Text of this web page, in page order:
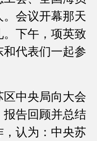
会议开幕那天
。下午，项英致
代表们一起参
中央局向大会
告回顾并总结
认为：中央苏